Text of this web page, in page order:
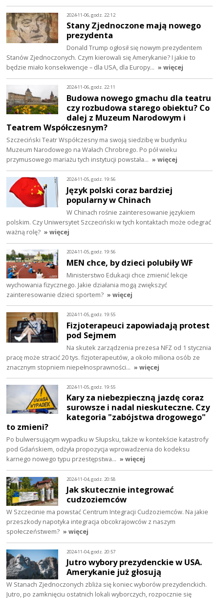
2024-11-06, godz. 22:12
Stany Zjednoczone mają nowego
prezydenta
Donald Trump ogłosił się nowym prezydentem
Stanów Zjednoczonych. Czym kierowali się Amerykanie? I jakie to
będzie miało konsekwencje – dla USA, dla Europy… » więcej
2024-11-06, godz. 22:11
Budowa nowego gmachu dla teatru
czy rozbudowa starego obiektu? Co
dalej z Muzeum Narodowym i
Teatrem Współczesnym?
Szczeciński Teatr Współczesny ma swoją siedzibę w budynku
Muzeum Narodowego na Wałach Chrobrego. Po pół wieku
przymusowego mariażu tych instytucji powstała… » więcej
2024-11-05, godz. 19:56
Język polski coraz bardziej
popularny w Chinach
W Chinach rośnie zainteresowanie językiem
polskim. Czy Uniwersytet Szczeciński w tych kontaktach może odegrać
ważną rolę? » więcej
2024-11-05, godz. 19:56
MEN chce, by dzieci polubiły WF
Ministerstwo Edukacji chce zmienić lekcje
wychowania fizycznego. Jakie działania mogą zwiększyć
zainteresowanie dzieci sportem? » więcej
2024-11-05, godz. 19:55
Fizjoterapeuci zapowiadają protest
pod Sejmem
Na skutek zarządzenia prezesa NFZ od 1 stycznia
pracę może stracić 20 tys. fizjoterapeutów, a około miliona osób ze
znacznym stopniem niepełnosprawności… » więcej
2024-11-05, godz. 19:55
Kary za niebezpieczną jazdę coraz
surowsze i nadal nieskuteczne. Czy
kategoria "zabójstwa drogowego"
to zmieni?
Po bulwersującym wypadku w Słupsku, także w kontekście katastrofy
pod Gdańskiem, odżyła propozycja wprowadzenia do kodeksu
karnego nowego typu przestępstwa… » więcej
2024-11-04, godz. 20:58
Jak skutecznie integrować
cudzoziemców
W Szczecinie ma powstać Centrum Integracji Cudzoziemców. Na jakie
przeszkody napotyka integracja obcokrajowców z naszym
społeczeństwem? » więcej
2024-11-04, godz. 20:57
Jutro wybory prezydenckie w USA.
Amerykanie już głosują
W Stanach Zjednoczonych zbliża się koniec wyborów prezydenckich.
Jutro, po zamknięciu ostatnich lokali wyborczych, rozpocznie się